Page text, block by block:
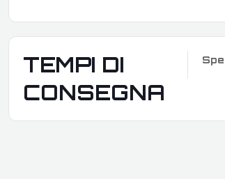
TEMPI DI
CONSEGNA